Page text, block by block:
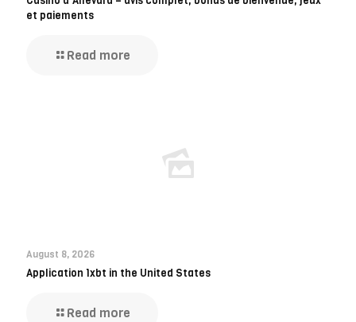
et paiements
Read more
August 8, 2026
Application 1xbt in the United States
Read more